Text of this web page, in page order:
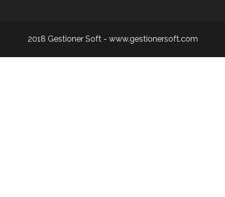
2018 Gestioner Soft - www.gestionersoft.com